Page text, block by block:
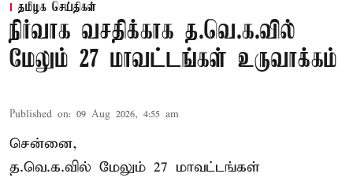
தமிழக செய்திகள்
நிர்வாக வசதிக்காக த.வெ.க.வில்
மேலும் 27 மாவட்டங்கள் உருவாக்கம்
Published on: 09 Aug 2026, 4:55 am
சென்னை,
த.வெ.க.வில் மேலும் 27 மாவட்டங்கள்